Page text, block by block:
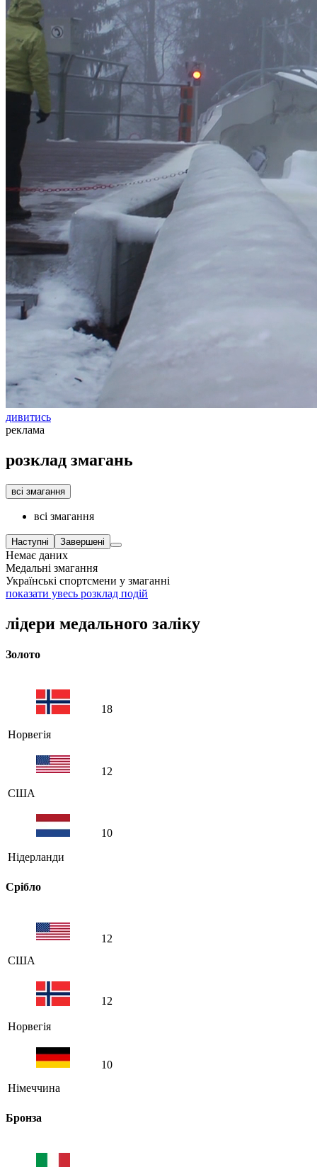
дивитись
реклама
розклад змагань
всі змагання
всі змагання
Наступні Завершені
Немає даних
Медальні змагання
Українські спортсмени у змаганні
показати увесь розклад подій
лідери медального заліку
Золото
Норвегія
18
США
12
Нідерланди
10
Срібло
США
12
Норвегія
12
Німеччина
10
Бронза